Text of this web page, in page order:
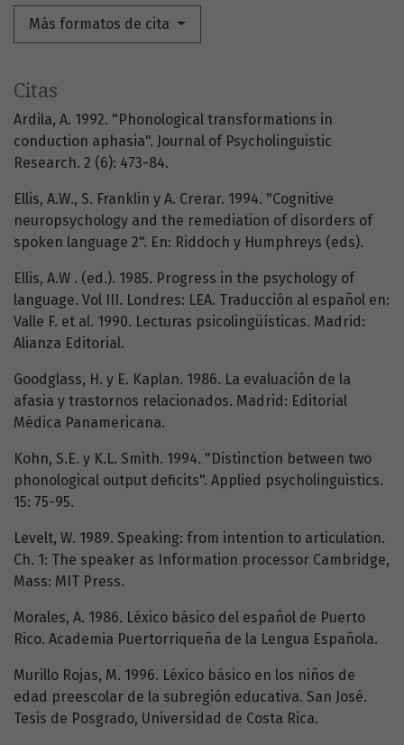
Más formatos de cita
Citas
Ardila, A. 1992. "Phonological transformations in
conduction aphasia". Journal of Psycholinguistic
Research. 2 (6): 473-84.
Ellis, A.W., S. Franklin y A. Crerar. 1994. "Cognitive
neuropsychology and the remediation of disorders of
spoken language 2". En: Riddoch y Humphreys (eds).
Ellis, A.W . (ed.). 1985. Progress in the psychology of
language. Vol III. Londres: LEA. Traducción al español en:
Valle F. et al. 1990. Lecturas psicolingüísticas. Madrid:
Alianza Editorial.
Goodglass, H. y E. Kaplan. 1986. La evaluación de la
afasia y trastornos relacionados. Madrid: Editorial
Médica Panamericana.
Kohn, S.E. y K.L. Smith. 1994. "Distinction between two
phonological output deficits". Applied psycholinguistics.
15: 75-95.
Levelt, W. 1989. Speaking: from intention to articulation.
Ch. 1: The speaker as Information processor Cambridge,
Mass: MIT Press.
Morales, A. 1986. Léxico básico del español de Puerto
Rico. Academia Puertorriqueña de la Lengua Española.
Murillo Rojas, M. 1996. Léxico básico en los niños de
edad preescolar de la subregión educativa. San José.
Tesis de Posgrado, Universidad de Costa Rica.